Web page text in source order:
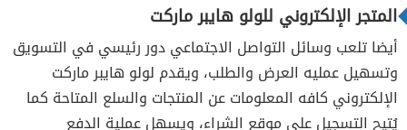
المتجر الإلكتروني للولو هايبر ماركت
أيضا تلعب وسائل التواصل الاجتماعي دور رئيسي في التسويق
وتسهيل عمليه العرض والطلب، ويقدم لولو هايبر ماركت
الإلكتروني كافه المعلومات عن المنتجات والسلع المتاحة كما
يُتيح التسجيل علي موقع الشراء، ويسهل عملية الدفع